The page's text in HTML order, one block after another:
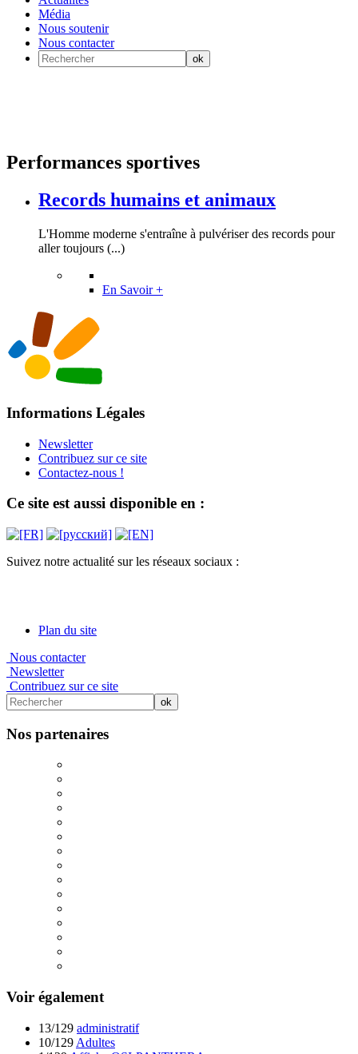
Média
Nous soutenir
Nous contacter
Performances sportives
Records humains et animaux
L'Homme moderne s'entraîne à pulvériser des records pour
aller toujours (...)
En Savoir +
Informations Légales
Newsletter
Contribuez sur ce site
Contactez-nous !
Ce site est aussi disponible en :
Suivez notre actualité sur les réseaux sociaux :
Plan du site
Nous contacter
Newsletter
Contribuez sur ce site
Nos partenaires
Voir également
13/129 administratif
10/129 Adultes